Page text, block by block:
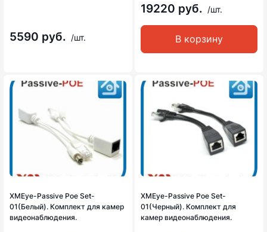
5590 руб. /шт.
19220 руб. /шт.
В корзину
XMEye-Passive Poe Set-
01(Белый). Комплект для камер
видеонаблюдения.
XMEye-Passive Poe Set-
01(Черный). Комплект для
камер видеонаблюдения.